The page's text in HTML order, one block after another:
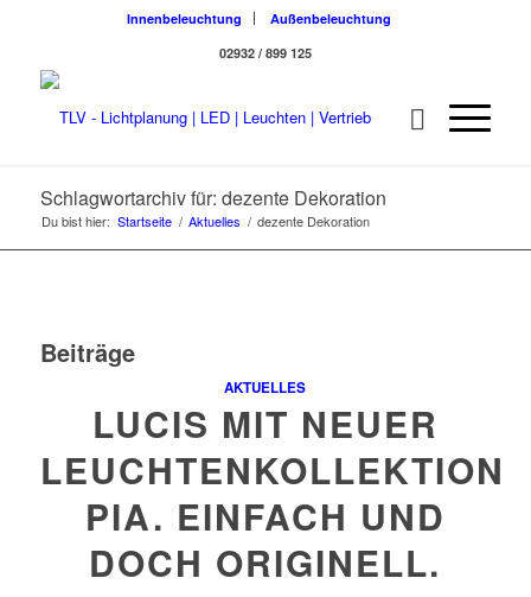
Innenbeleuchtung
Außenbeleuchtung
02932 / 899 125
Schlagwortarchiv für: dezente Dekoration
Du bist hier: Startseite / Aktuelles / dezente Dekoration
Beiträge
AKTUELLES
LUCIS MIT NEUER
LEUCHTENKOLLEKTION
PIA. EINFACH UND
DOCH ORIGINELL.